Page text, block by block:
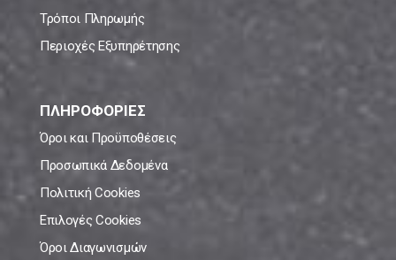
Τρόποι Πληρωμής
Περιοχές Εξυπηρέτησης
ΠΛΗΡΟΦΟΡΙΕΣ
Όροι και Προϋποθέσεις
Προσωπικά Δεδομένα
Πολιτική Cookies
Επιλογές Cookies
Όροι Διαγωνισμών